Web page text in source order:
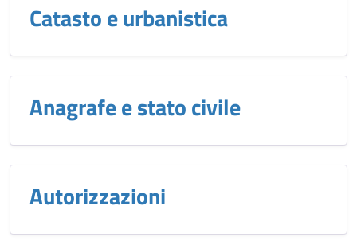
Catasto e urbanistica
Anagrafe e stato civile
Autorizzazioni